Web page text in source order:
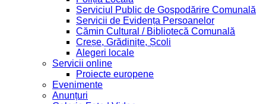
Serviciul Public de Gospodărire Comunală
Servicii de Evidența Persoanelor
Cămin Cultural / Bibliotecă Comunală
Creșe, Grădinițe, Școli
Alegeri locale
Servicii online
Proiecte europene
Evenimente
Anunțuri